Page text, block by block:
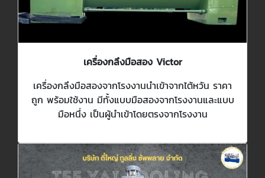
เครื่องกลึงมือสอง Victor
เครื่องกลึงมือสองจากโรงงานนำเข้าจากไต้หวัน ราคา
ถูก พร้อมใช้งาน มีทั้งแบบมือสองจากโรงงานและแบบ
มือหนึ่ง เป็นผู้นำเข้าโดยตรงจากโรงงาน